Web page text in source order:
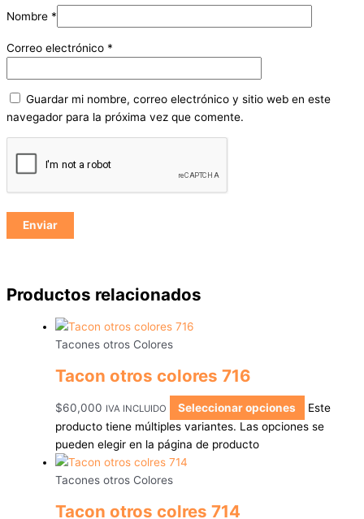
Nombre *
Correo electrónico *
Guardar mi nombre, correo electrónico y sitio web en este
navegador para la próxima vez que comente.
Productos relacionados
Tacones otros Colores
Tacon otros colores 716
$60,000 IVA INCLUIDO Seleccionar opciones
Este
producto tiene múltiples variantes. Las opciones se
pueden elegir en la página de producto
Tacones otros Colores
Tacon otros colres 714